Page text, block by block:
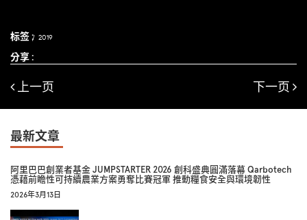
标签 : 2019
分享 :
上一页 下一页
最新文章
阿里巴巴創業者基金 JUMPSTARTER 2026 創科盛典圓滿落幕 Qarbotech
憑藉前瞻性可持續農業方案勇奪比賽冠軍 推動糧食安全與環境韌性
2026年3月13日